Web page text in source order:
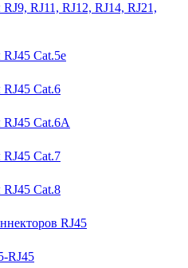
RJ11, RJ12, RJ14, RJ21,
Cat.5e
Cat.6
Cat.6A
Cat.7
Cat.8
RJ45
RJ45